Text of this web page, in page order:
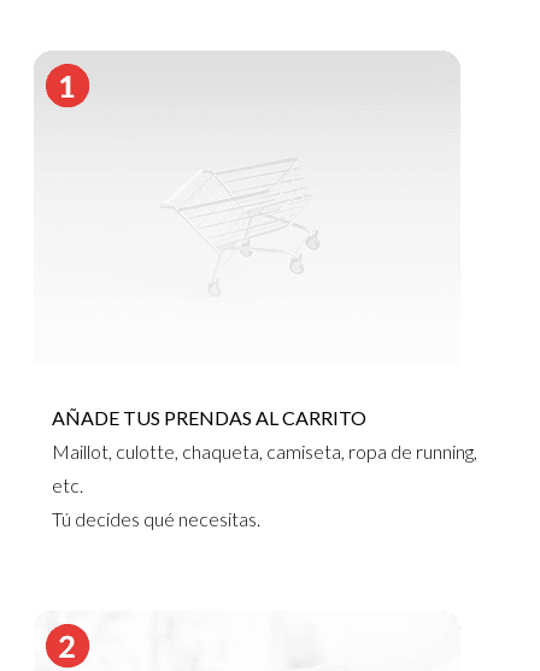
AÑADE TUS PRENDAS AL CARRITO
Maillot, culotte, chaqueta, camiseta, ropa de running,
etc.
Tú decides qué necesitas.